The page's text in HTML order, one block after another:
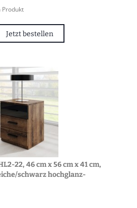
Produkt
Jetzt bestellen
22, 46 cm x 56 cm x 41 cm,
schwarz hochglanz-